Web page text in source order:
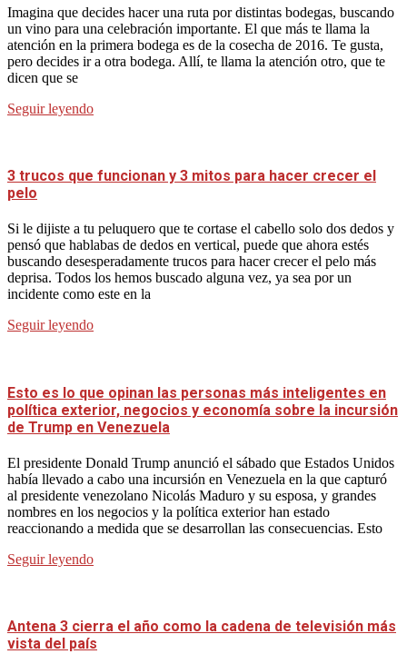
Imagina que decides hacer una ruta por distintas bodegas, buscando
un vino para una celebración importante. El que más te llama la
atención en la primera bodega es de la cosecha de 2016. Te gusta,
pero decides ir a otra bodega. Allí, te llama la atención otro, que te
dicen que se
Seguir leyendo
3 trucos que funcionan y 3 mitos para hacer crecer el
pelo
Si le dijiste a tu peluquero que te cortase el cabello solo dos dedos y
pensó que hablabas de dedos en vertical, puede que ahora estés
buscando desesperadamente trucos para hacer crecer el pelo más
deprisa. Todos los hemos buscado alguna vez, ya sea por un
incidente como este en la
Seguir leyendo
Esto es lo que opinan las personas más inteligentes en
política exterior, negocios y economía sobre la incursión
de Trump en Venezuela
El presidente Donald Trump anunció el sábado que Estados Unidos
había llevado a cabo una incursión en Venezuela en la que capturó
al presidente venezolano Nicolás Maduro y su esposa, y grandes
nombres en los negocios y la política exterior han estado
reaccionando a medida que se desarrollan las consecuencias. Esto
Seguir leyendo
Antena 3 cierra el año como la cadena de televisión más
vista del país